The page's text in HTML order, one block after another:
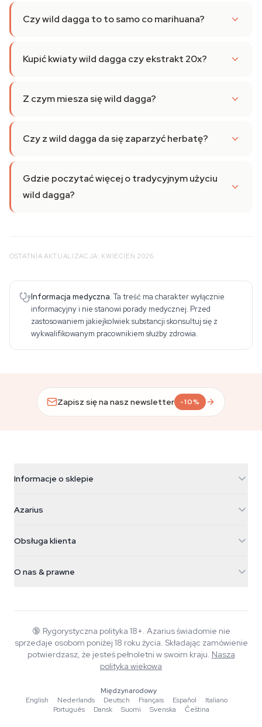
Czy wild dagga to to samo co marihuana?
Kupić kwiaty wild dagga czy ekstrakt 20x?
Z czym miesza się wild dagga?
Czy z wild dagga da się zaparzyć herbatę?
Gdzie poczytać więcej o tradycyjnym użyciu
wild dagga?
OSTATNIA AKTUALIZACJA: KWIECIEŃ 2026
Informacja medyczna. Ta treść ma charakter wyłącznie
informacyjny i nie stanowi porady medycznej. Przed
zastosowaniem jakiejkolwiek substancji skonsultuj się z
wykwalifikowanym pracownikiem służby zdrowia.
Zapisz się na nasz newsletter -10%
Informacje o sklepie
Galvaniweg 11
Nederland
+31(0)204897914
Azarius
Magiczne grzyby
Smokeshop
Obsługa klienta
Polityka zwrotów
Polityka prywatności
O nas & prawne
Wiki
Muzyka
Narzędzia i kalkulatory
🔞 Rygorystyczna polityka 18+. Azarius świadomie nie
sprzedaje osobom poniżej 18 roku życia. Składając zamówienie
potwierdzasz, że jesteś pełnoletni w swoim kraju. Nasza
polityka wiekowa
Międzynarodowy
English
·Nederlands ·Deutsch ·Français ·Español ·Italiano
·
Português
·Dansk ·Suomi ·Svenska ·Čeština